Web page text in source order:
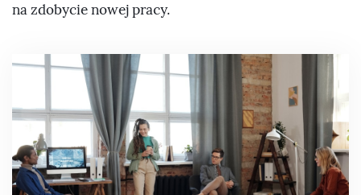
na zdobycie nowej pracy.